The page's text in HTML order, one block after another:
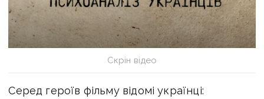
Скрін відео
Серед героїв фільму відомі українці: